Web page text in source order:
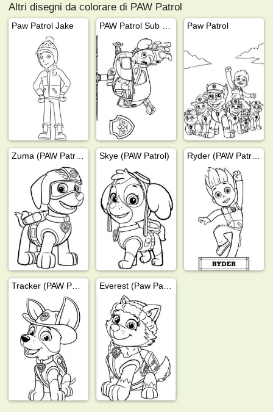
Altri disegni da colorare di PAW Patrol
Paw Patrol Jake Paw Patrol
Skye (PAW Patrol)